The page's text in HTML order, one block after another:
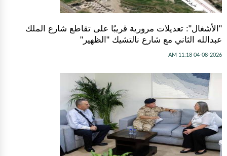
"الأشغال": تعديلات مرورية قريبًا على تقاطع شارع الملك
عبدالله الثاني مع شارع نالتشيك "الظهير"
04-08-2026 11:18 AM